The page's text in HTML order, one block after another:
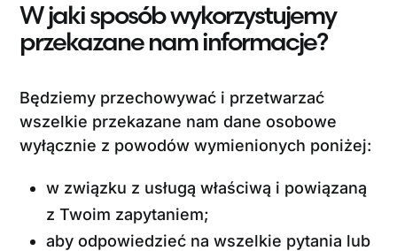
W jaki sposób wykorzystujemy
przekazane nam informacje?
Będziemy przechowywać i przetwarzać
wszelkie przekazane nam dane osobowe
wyłącznie z powodów wymienionych poniżej:
w związku z usługą właściwą i powiązaną
z Twoim zapytaniem;
aby odpowiedzieć na wszelkie pytania lub